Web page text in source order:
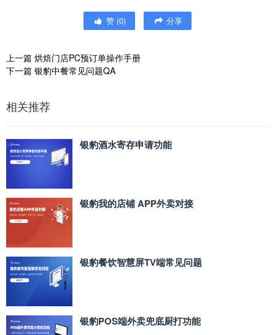
赞 (0) 分享
上一篇 烘焙门店PC预订单操作手册
下一篇 银豹中餐常见问题QA
相关推荐
银豹酒水寄存申请功能
银豹我的店铺 APP外卖对接
银豹餐饮智慧屏TV端常见问题
银豹POS端外卖兜底厨打功能